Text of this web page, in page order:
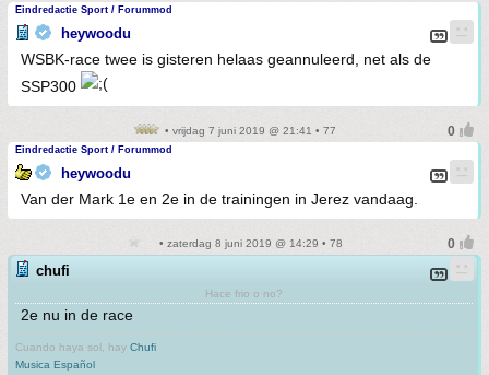
Eindredactie Sport / Forummod
heywoodu
WSBK-race twee is gisteren helaas geannuleerd, net als de
SSP300
• vrijdag 7 juni 2019 @ 21:41 • 77
Eindredactie Sport / Forummod
heywoodu
Van der Mark 1e en 2e in de trainingen in Jerez vandaag.
• zaterdag 8 juni 2019 @ 14:29 • 78
chufi
Hace frio o no?
2e nu in de race
Cuando haya sol, hay Chufi
Musica Español